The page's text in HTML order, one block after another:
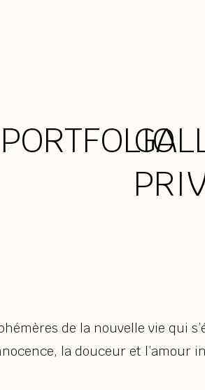
PORTFOLIO
de la nouvelle vie qui
la douceur et l’amour